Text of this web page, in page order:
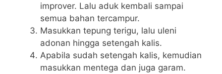
improver. Lalu aduk kembali sampai
semua bahan tercampur.
Masukkan tepung terigu, lalu uleni
adonan hingga setengah kalis.
Apabila sudah setengah kalis, kemudian
masukkan mentega dan juga garam.